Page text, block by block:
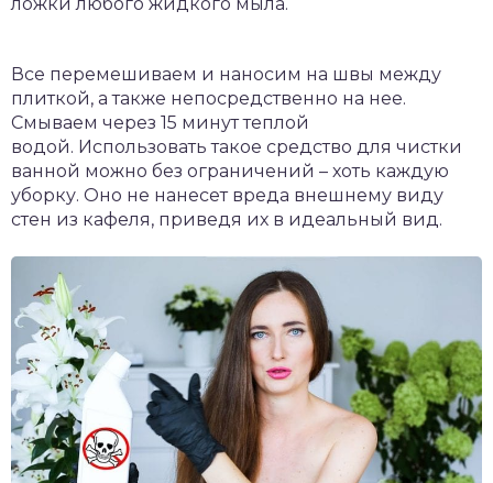
ложки любого жидкого мыла.
Все перемешиваем и наносим на швы между
плиткой, а также непосредственно на нее.
Смываем через 15 минут теплой
водой. Использовать такое средство для чистки
ванной можно без ограничений – хоть каждую
уборку. Оно не нанесет вреда внешнему виду
стен из кафеля, приведя их в идеальный вид.